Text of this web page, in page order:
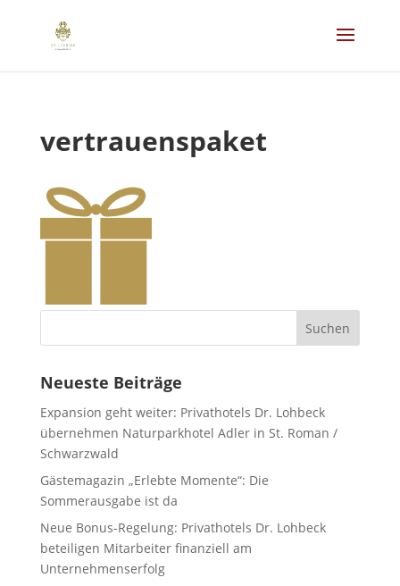
vertrauenspaket
Neueste Beiträge
Expansion geht weiter: Privathotels Dr. Lohbeck
übernehmen Naturparkhotel Adler in St. Roman /
Schwarzwald
Gästemagazin „Erlebte Momente“: Die
Sommerausgabe ist da
Neue Bonus-Regelung: Privathotels Dr. Lohbeck
beteiligen Mitarbeiter finanziell am
Unternehmenserfolg